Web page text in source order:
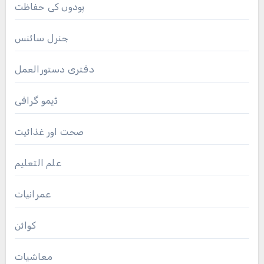
پودوں کی حفاظت
جنرل سائنس
دفتری دستورالعمل
ڈیمو گرافی
صحت اور غذائیت
علم التعلیم
عمرانیات
کوائن
معاشیات